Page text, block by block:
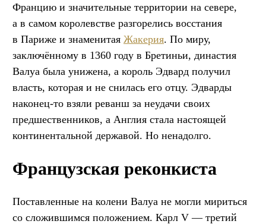
Францию и значительные территории на севере,
а в самом королевстве разгорелись восстания
в Париже и знаменитая Жакерия. По миру,
заключённому в 1360 году в Бретиньи, династия
Валуа была унижена, а король Эдвард получил
власть, которая и не снилась его отцу. Эдварды
наконец-то взяли реванш за неудачи своих
предшественников, а Англия стала настоящей
континентальной державой. Но ненадолго.
Французская реконкиста
Поставленные на колени Валуа не могли мириться
со сложившимся положением. Карл V — третий